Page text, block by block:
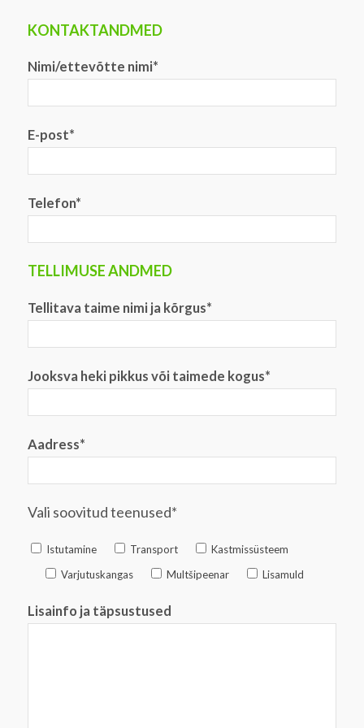
KONTAKTANDMED
Nimi/ettevõtte nimi*
E-post*
Telefon*
TELLIMUSE ANDMED
Tellitava taime nimi ja kõrgus*
Jooksva heki pikkus või taimede kogus*
Aadress*
Vali soovitud teenused*
Istutamine Transport
Kastmissüsteem
Varjutuskangas
Multšipeenar Lisamuld
Lisainfo ja täpsustused